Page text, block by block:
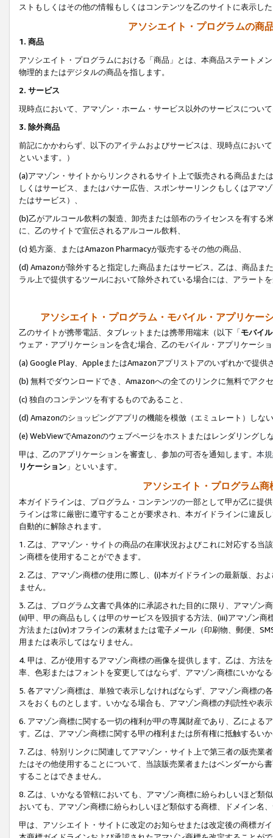
ストもしくはその他の情報もしくはコンテンツを乙のサイトに表示し
アソシエイト・プログラムの商
1. 商品
アソシエイト・プログラムにおける「商品」とは、本商品ステートメ
物理的またはデジタルの商品を指します。
2. サービス
現時点において、アマゾン・ホーム・サービス以外のサービスについ
3. 除外商品
前記にかかわらず、以下のアイテムおよびサービスは、現時点におい
といいます。）
(a)アマゾン・サイトからリンクされるサイト上で販売される商品ま
しくはサービス、またはバナー広告、スポンサーリンクもしくはアマ
たはサービス）、
(b)乙がアルコール飲料の製造、卸売または頒布のライセンスを有す
に、乙のサイトで宣伝されるアルコール飲料、
(c) 処方薬、またはAmazon Pharmacyが販売するその他の商品、
(d) Amazonが除外すると指定した商品またはサービス。乙は、商品ま
ラル上で提供するツールにおいて除外されている場合には、アラート
アソシエイト・プログラム・モバイル・アプリケー
乙のサイトが携帯電話、タブレットまたは携帯用端末（以下「モバイ
ウェア・アプリケーションを含む場合、乙のモバイル・アプリケーシ
(a) Google Play、AppleまたはAmazonアプリストアのいずれかで提供
(b) 無料でダウンロードでき、Amazonへの全てのリンクに無料でアク
(c) 独自のコンテンツを有するものであること、
(d) Amazonのショッピングアプリの機能を模倣（エミュレート）しな
(e) WebViewでAmazonのウェブページをホストまたはレンダリングし
甲は、乙のアプリケーションを審査し、参加の可否を通知します。 本
リケーション 」といいます。
アソシエイト・プログラム
本ガイドラインは、プログラム・コンテンツの一部として甲が乙に提
ラインは常に厳密に遵守することが要求され、本ガイドラインに違反
自動的に解除されます。
1. 乙は、アマゾン・サイトの商品の在庫状況およびこれに対応する
ン商標を使用することができます。
2. 乙は、アマゾン商標の使用に際し、(i)本ガイドラインの最新版、お
ません。
3. 乙は、プログラム文書で具体的に承認された目的に限り、アマゾン
(ii)甲、甲の商品もしくは甲のサービスを毀損する方法、(iii)アマゾン
方法または(iv)オフラインの素材または電子メール（印刷物、郵便、
用または表示してはなりません。
4. 甲は、乙が使用するアマゾン商標の画像を提供します。乙は、方
率、色彩またはフォントを変更してはならず、アマゾン商標にいかな
5. 各アマゾン商標は、単独で表示しなければならず、アマゾン商標
スをおくものとします。いかなる場合も、アマゾン商標の判読性や表
6. アマゾン商標に関する一切の権利が甲の専属財産であり、乙による
す。乙は、アマゾン商標に関する甲の権利または所有権に抵触するい
7. 乙は、特別リンクに関連してアマゾン・サイト上で第三者の販売
たはその他使用することについて、当該販売業者またはベンダーから
することはできません。
8. 乙は、いかなる管轄においても、アマゾン商標に紛らわしいほど類
おいても、アマゾン商標に紛らわしいほど類似する商標、ドメイン名
甲は、アソシエイト・サイトに改定のお知らせまたは改定後の商標ガ